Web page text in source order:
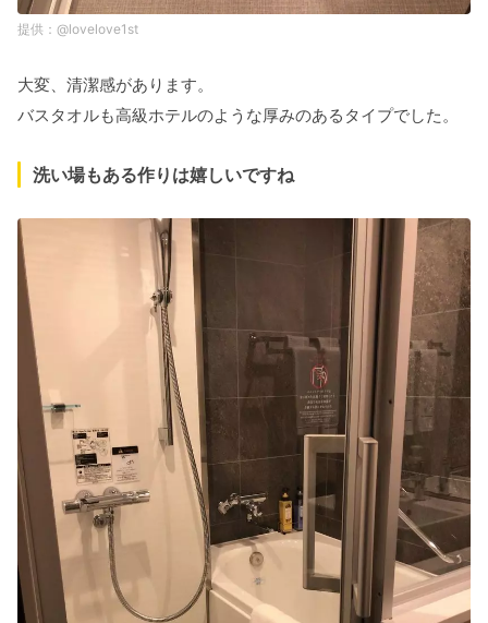
@lovelove1st
大変、清潔感があります。
バスタオルも高級ホテルのような厚みのあるタイプでした。
洗い場もある作りは嬉しいですね